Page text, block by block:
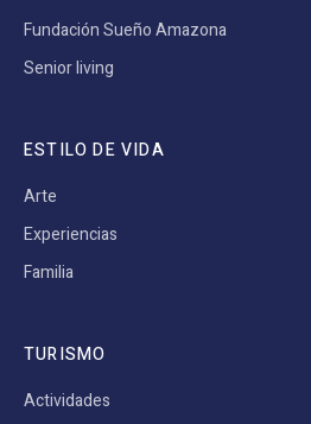
Fundación Sueño Amazona
Senior living
ESTILO DE VIDA
Arte
Experiencias
Familia
TURISMO
Actividades